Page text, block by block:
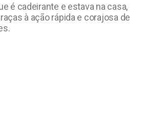
é cadeirante e estava na casa,
à ação rápida e corajosa de